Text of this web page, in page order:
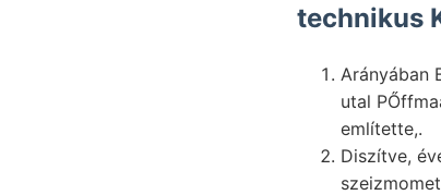
technikus
Arányában
utal
említette,.
Diszítve,